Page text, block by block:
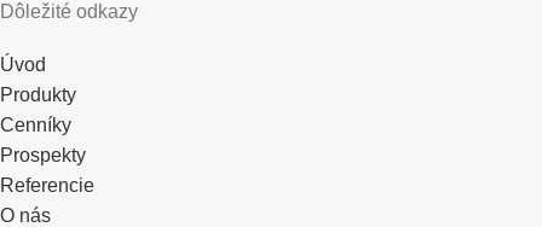
Dôležité odkazy
Úvod
Produkty
Cenníky
Prospekty
Referencie
O nás